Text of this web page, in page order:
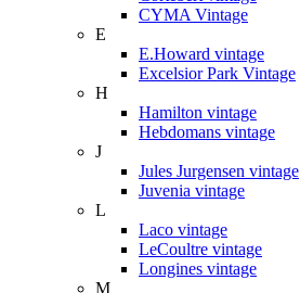
CYMA Vintage
E
E.Howard vintage
Excelsior Park Vintage
H
Hamilton vintage
Hebdomans vintage
J
Jules Jurgensen vintage
Juvenia vintage
L
Laco vintage
LeCoultre vintage
Longines vintage
M